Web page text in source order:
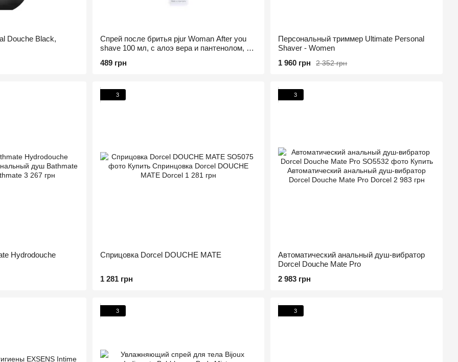
Douche Black,
Спрей после бритья pjur Woman After you
shave 100 мл, с алоэ вера и пантенолом, не
489 грн
Персональный триммер Ultimate Personal
Shaver - Women
2 352 грн
1 960 грн
Hydrodouche
3
Сприцовка Dorcel DOUCHE MATE
1 281 грн
3
Автоматический анальный душ-вибратор
Dorcel Douche Mate Pro
2 983 грн
3 3